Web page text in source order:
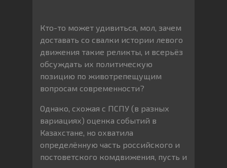
Кто-то может удивиться, мол, зачем
доставать со свалки истории левого
движения такие реликты, и всерьёз
обсуждать их политическую
позицию по животрепещущим
вопросам современности?
Однако, схожая с ПСПУ (в разных
вариациях) оценка событий в
Казахстане, но охватила
определённую часть российского и
постоветского комдвижения, пусть и